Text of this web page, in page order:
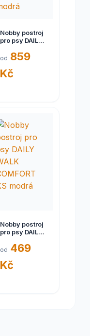
Nobby postroj
pro psy DAILY
COMFORT XL
od 859
Kč
Nobby postroj
pro psy DAILY
COMFORT XS
od 469
Kč